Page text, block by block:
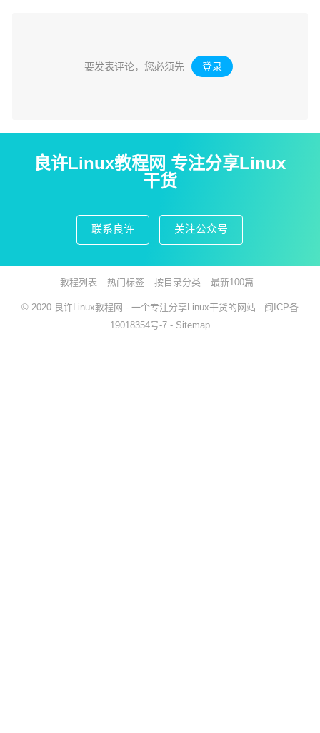
要发表评论，您必须先 登录 。
良许Linux教程网 专注分享Linux
干货
联系良许 关注公众号
教程列表 热门标签 按目录分类 最新100篇
© 2020 良许Linux教程网 - 一个专注分享Linux干货的网站 - 闽ICP备
19018354号-7 - Sitemap